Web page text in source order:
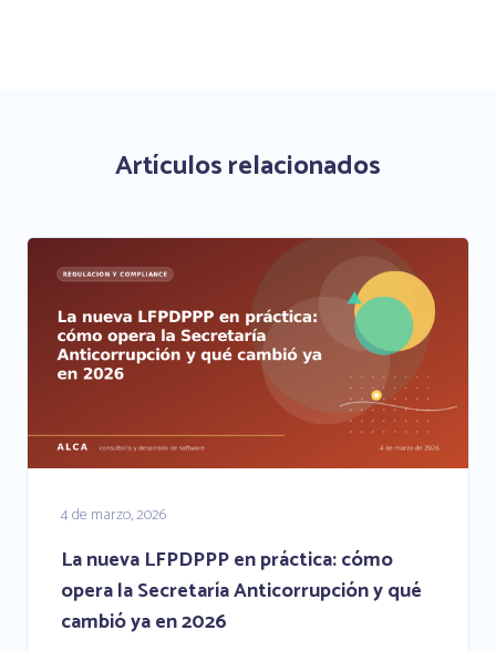
Artículos relacionados
4 de marzo, 2026
La nueva LFPDPPP en práctica: cómo
opera la Secretaría Anticorrupción y qué
cambió ya en 2026